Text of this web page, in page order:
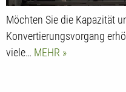
Möchten Sie die Kapazität
Konvertierungsvorgang
viele… MEHR